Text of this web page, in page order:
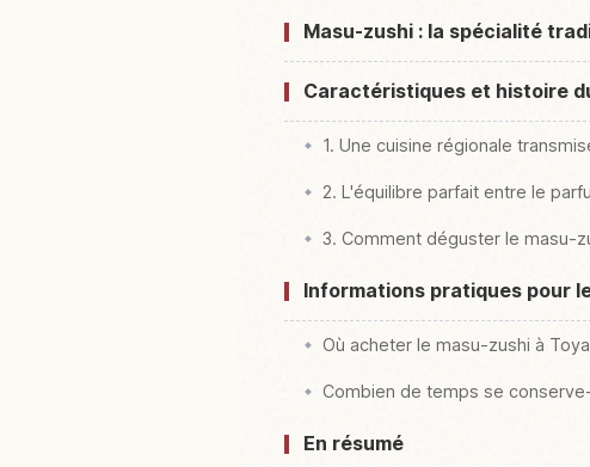
Masu-zushi : la spécialité
Caractéristiques et histoire
1. Une cuisine régionale
2. L'équilibre parfait entre le
3. Comment déguster le masu-
Informations pratiques pour
Où acheter le masu-zushi à
Combien de temps se
En résumé